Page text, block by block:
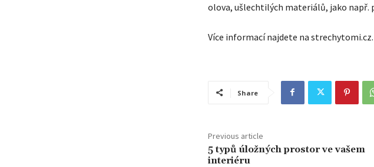
olova, ušlechtilých materiálů, jako např.
Více informací najdete na strechytomi.cz.
Share
Previous article
5 typů úložných prostor ve vašem
interiéru